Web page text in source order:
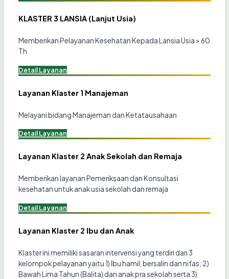
KLASTER 3 LANSIA (Lanjut Usia)
Memberikan Pelayanan Kesehatan Kepada Lansia Usia > 60
Th
Detail Layanan
Layanan Klaster 1 Manajeman
Melayani bidang Manajeman dan Ketatausahaan
Detail Layanan
Layanan Klaster 2 Anak Sekolah dan Remaja
Memberikan layanan Pemeriksaan dan Konsultasi
kesehatan untuk anak usia sekolah dan remaja
Detail Layanan
Layanan Klaster 2 Ibu dan Anak
Klaster ini memiliki sasaran intervensi yang terdiri dari 3
kelompok pelayanan yaitu 1) Ibu hamil, bersalin dan nifas; 2)
Bawah Lima Tahun (Balita) dan anak pra sekolah serta 3)